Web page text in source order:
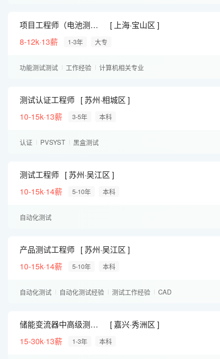
项目工程师（电池测试）
上海·宝山区
8-12k·13薪
1-3年 大专
功能测试测试 工作经验 计算机相关专业
测试认证工程师
苏州·相城区
10-15k·13薪
3-5年 本科
认证 PVSYST 黑盒测试
测试工程师
苏州·吴江区
10-15k·14薪
5-10年 本科
自动化测试
产品测试工程师
苏州·吴江区
10-15k·14薪
5-10年 本科
自动化测试 自动化测试经验 测试工作经验 CAD
储能变流器中高级测试工程师
嘉兴·秀洲区
15-30k·13薪
1-3年 本科